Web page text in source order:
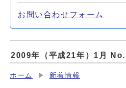
お問い合わせフォーム
2009年（平成21年）1月
ホーム 新着情報